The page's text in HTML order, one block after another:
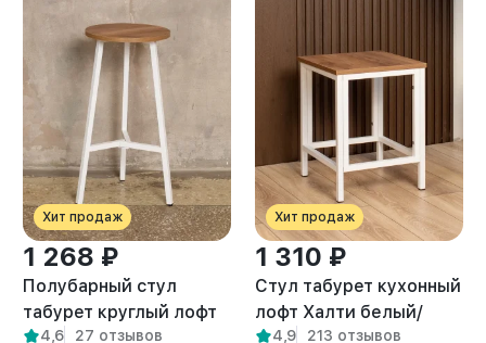
Хит продаж
1 268 ₽
Полубарный стул
табурет круглый лофт
Эна белый/амаретто
4,6 27 отзывов
Хит продаж
1 310 ₽
Стул табурет кухонный
лофт Халти белый/
амаретто
4,9 213 отзывов